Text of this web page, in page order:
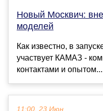
Новый Москвич:
моделей
Как известно, в
участвует КАМАЗ -
контактами и
11:00, 23 Июн